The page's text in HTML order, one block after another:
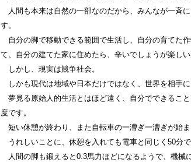
人間も本来は自然の一部なのだから、みんなが一斉
す。
自分の脚で移動できる範囲で生活し、自分の育てた
て、自分の建てた家に住めたら、辛いでしょうが楽し
しかし、現実は競争社会。
しかも現代は地域や日本だけではなく、世界を相手に
夢見る原始人的生活とはほど遠く、自分でできるこ
度です。
短い休憩が終わり、また自転車の一漕ぎ一漕ぎが始ま
うれしいことに、休憩を入れても電車と同じく50分で
人間の脚も鍛えると0.3馬力ほどになるようで、機械